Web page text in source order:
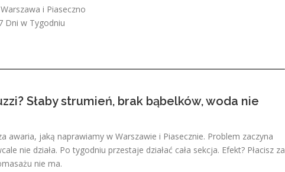
i Piaseczno
Dni w Tygodniu
Słaby strumień, brak bąbelków, woda nie
awaria, jaką naprawiamy w Warszawie i Piasecznie. Problem zaczyna
nie działa. Po tygodniu przestaje działać cała sekcja. Efekt? Płacisz za
nie ma.